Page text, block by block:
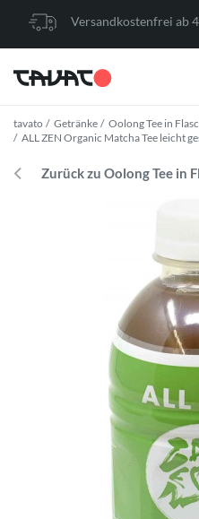
Versandkostenfrei ab
tavato Getränke
Oolong Tee in
ALL ZEN Organic Matcha Tee leicht
Zurück zu Oolong Tee in